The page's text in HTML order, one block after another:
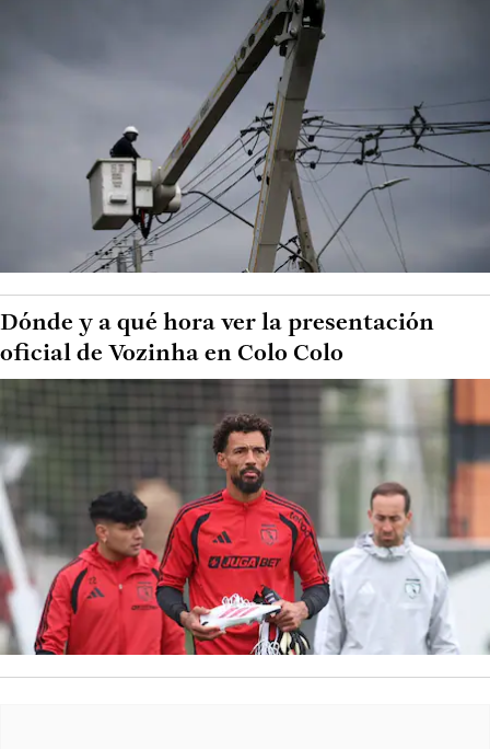
Dónde y a qué hora ver la presentación
oficial de Vozinha en Colo Colo